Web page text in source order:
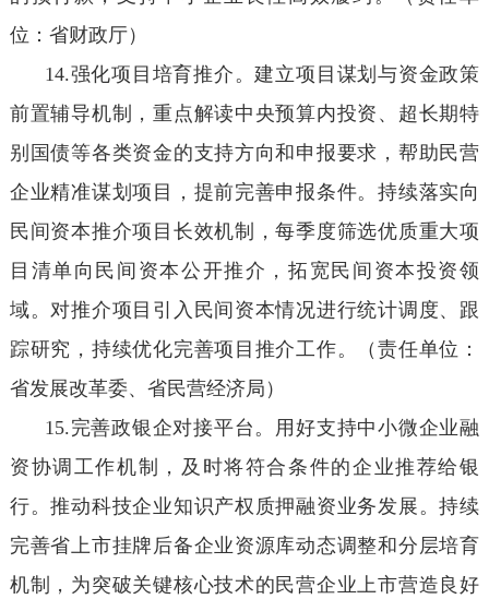
位：省财政厅）
14.强化项目培育推介。建立项目谋划与资金政策
前置辅导机制，重点解读中央预算内投资、超长期特
别国债等各类资金的支持方向和申报要求，帮助民营
企业精准谋划项目，提前完善申报条件。持续落实向
民间资本推介项目长效机制，每季度筛选优质重大项
目清单向民间资本公开推介，拓宽民间资本投资领
域。对推介项目引入民间资本情况进行统计调度、跟
踪研究，持续优化完善项目推介工作。（责任单位：
省发展改革委、省民营经济局）
15.完善政银企对接平台。用好支持中小微企业融
资协调工作机制，及时将符合条件的企业推荐给银
行。推动科技企业知识产权质押融资业务发展。持续
完善省上市挂牌后备企业资源库动态调整和分层培育
机制，为突破关键核心技术的民营企业上市营造良好